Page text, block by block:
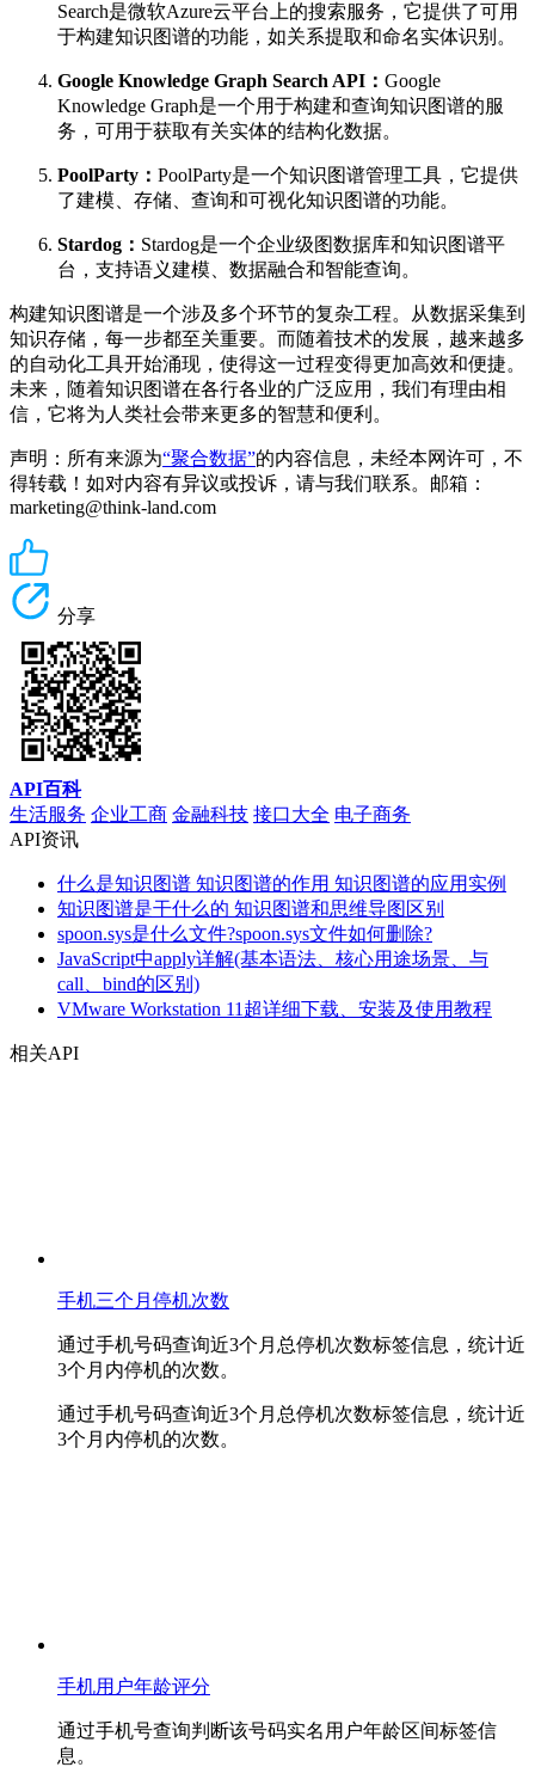
Search是微软Azure云平台上的搜索服务，它提供了可用
于构建知识图谱的功能，如关系提取和命名实体识别。
Google Knowledge Graph Search API： Google
Knowledge Graph是一个用于构建和查询知识图谱的服
务，可用于获取有关实体的结构化数据。
PoolParty： PoolParty是一个知识图谱管理工具，它提供
了建模、存储、查询和可视化知识图谱的功能。
Stardog： Stardog是一个企业级图数据库和知识图谱平
台，支持语义建模、数据融合和智能查询。
构建知识图谱是一个涉及多个环节的复杂工程。从数据采集到
知识存储，每一步都至关重要。而随着技术的发展，越来越多
的自动化工具开始涌现，使得这一过程变得更加高效和便捷。
未来，随着知识图谱在各行各业的广泛应用，我们有理由相
信，它将为人类社会带来更多的智慧和便利。
声明：所有来源为“聚合数据”的内容信息，未经本网许可，不
得转载！如对内容有异议或投诉，请与我们联系。邮箱：
marketing@think-land.com
分享
API百科
生活服务 企业工商 金融科技 接口大全 电子商务
API资讯
什么是知识图谱 知识图谱的作用 知识图谱的应用实例
知识图谱是干什么的 知识图谱和思维导图区别
spoon.sys是什么文件?spoon.sys文件如何删除?
JavaScript中apply详解(基本语法、核心用途场景、与
call、bind的区别)
VMware Workstation 11超详细下载、安装及使用教程
相关API
手机三个月停机次数
通过手机号码查询近3个月总停机次数标签信息，统计近
3个月内停机的次数。
通过手机号码查询近3个月总停机次数标签信息，统计近
3个月内停机的次数。
手机用户年龄评分
通过手机号查询判断该号码实名用户年龄区间标签信
息。